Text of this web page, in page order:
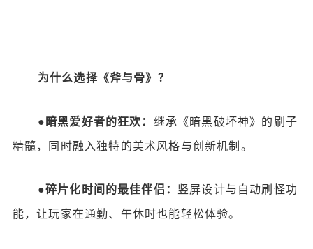
为什么选择《斧与骨》？
● 暗黑爱好者的狂欢： 继承《暗黑破坏神》的刷子
精髓，同时融入独特的美术风格与创新机制。
●碎片化时间的最佳伴侣： 竖屏设计与自动刷怪功
能，让玩家在通勤、午休时也能轻松体验。